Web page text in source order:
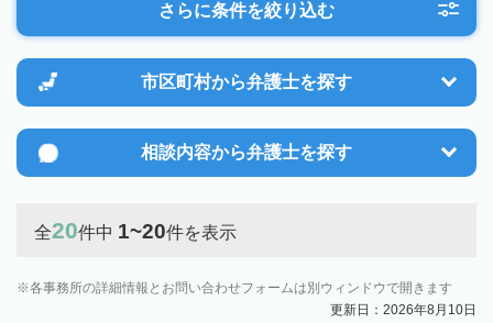
さらに条件を絞り込む
市区町村から弁護士を探す
相談内容から弁護士を探す
全20件中 1~20件を表示
各事務所の詳細情報とお問い合わせフォームは別ウィンドウで開きます
更新日：2026年8月10日